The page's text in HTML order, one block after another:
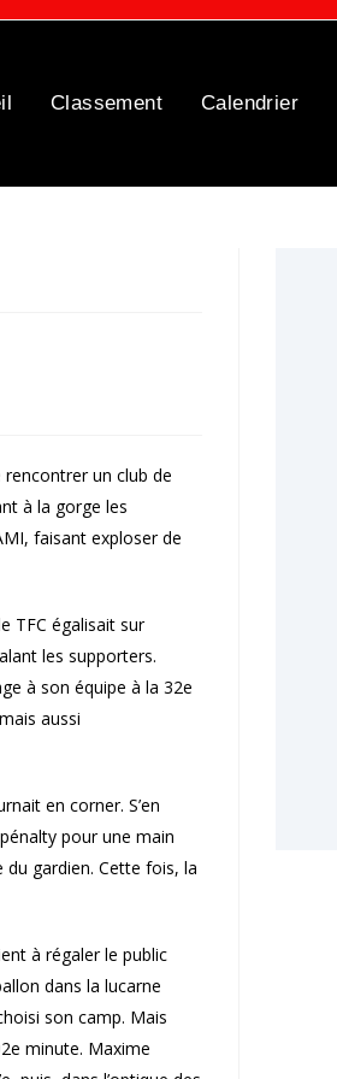
Classement Calendrier
un club de
à la gorge les
faisant exploser de
TFC égalisait sur
les supporters.
à son équipe à la 32e
aussi
en corner. S’en
pour une main
du gardien. Cette fois, la
à régaler le public
dans la lucarne
son camp. Mais
minute. Maxime